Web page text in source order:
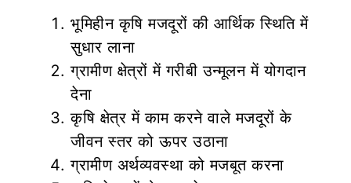
भूमिहीन कृषि मजदूरों की आर्थिक स्थिति में
सुधार लाना
ग्रामीण क्षेत्रों में गरीबी उन्मूलन में योगदान
देना
कृषि क्षेत्र में काम करने वाले मजदूरों के
जीवन स्तर को ऊपर उठाना
ग्रामीण अर्थव्यवस्था को मजबूत करना